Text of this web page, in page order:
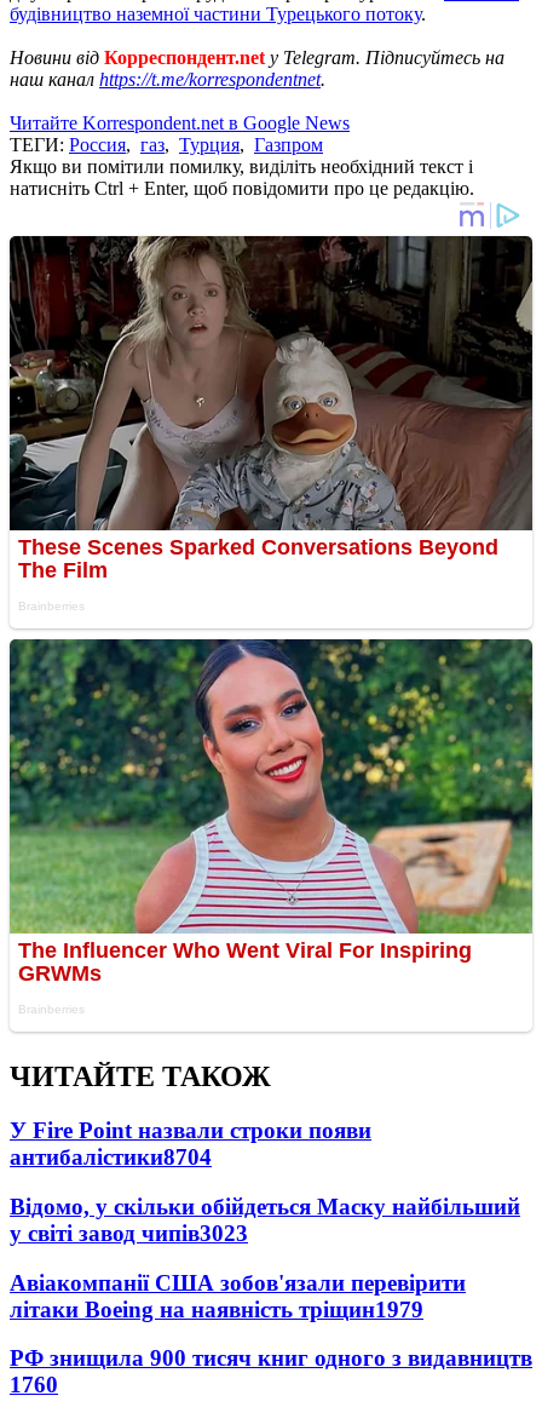
будівництво наземної частини Турецького потоку.
Новини від Корреспондент.net у Telegram. Підписуйтесь на
наш канал https://t.me/korrespondentnet.
Читайте Korrespondent.net в Google News
ТЕГИ: Россия, газ, Турция, Газпром
Якщо ви помітили помилку, виділіть необхідний текст і
натисніть Ctrl + Enter, щоб повідомити про це редакцію.
ЧИТАЙТЕ ТАКОЖ
У Fire Point назвали строки появи
антибалістики8704
Відомо, у скільки обійдеться Маску найбільший
у світі завод чипів3023
Авіакомпанії США зобов'язали перевірити
літаки Boeing на наявність тріщин1979
РФ знищила 900 тисяч книг одного з видавництв
1760